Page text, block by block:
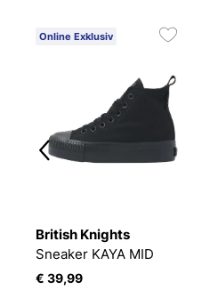
Online Exklusiv
British Knights
Sneaker KAYA MID
€ 39,99